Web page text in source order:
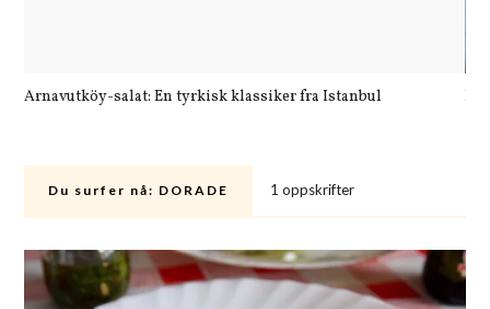
Arnavutköy-salat: En tyrkisk klassiker fra Istanbul
Du surfer nå: DORADE 1 oppskrifter